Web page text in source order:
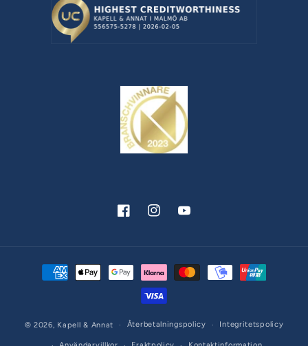
FacebookInstagramYouTube
Betalningsmetoder
© 2026, Kapell & Annat Återbetalningspolicy Integritetspolicy